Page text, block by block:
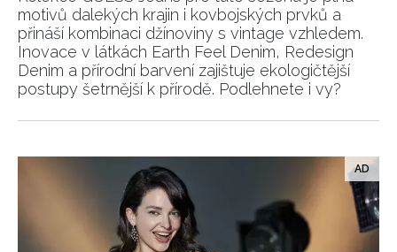
motivů dalekých krajin i kovbojských prvků a
přináší kombinaci džínoviny s vintage vzhledem.
Inovace v látkách Earth Feel Denim, Redesign
Denim a přírodní barvení zajištuje ekologičtější
postupy šetrnější k přírodě. Podlehnete i vy?